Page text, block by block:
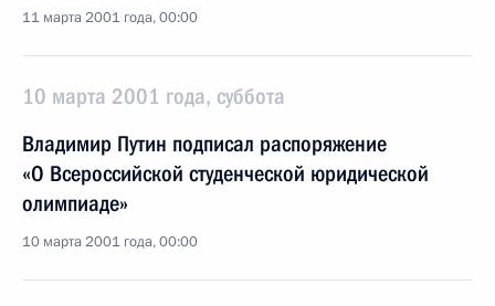
11 марта 2001 года, 00:00
10 марта 2001 года, суббота
Владимир Путин подписал распоряжение
«О Всероссийской студенческой юридической
олимпиаде»
10 марта 2001 года, 00:00